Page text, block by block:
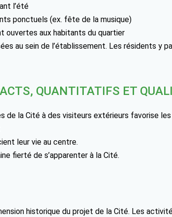
l’été
ponctuels (ex. fête de la musique)
ouvertes aux habitants du quartier
au sein de l’établissement. Les résidents y
QUANTITATIFS ET
de la Cité à des visiteurs extérieurs favorise
leur vie au centre.
fierté de s’apparenter à la Cité.
historique du projet de la Cité. Les